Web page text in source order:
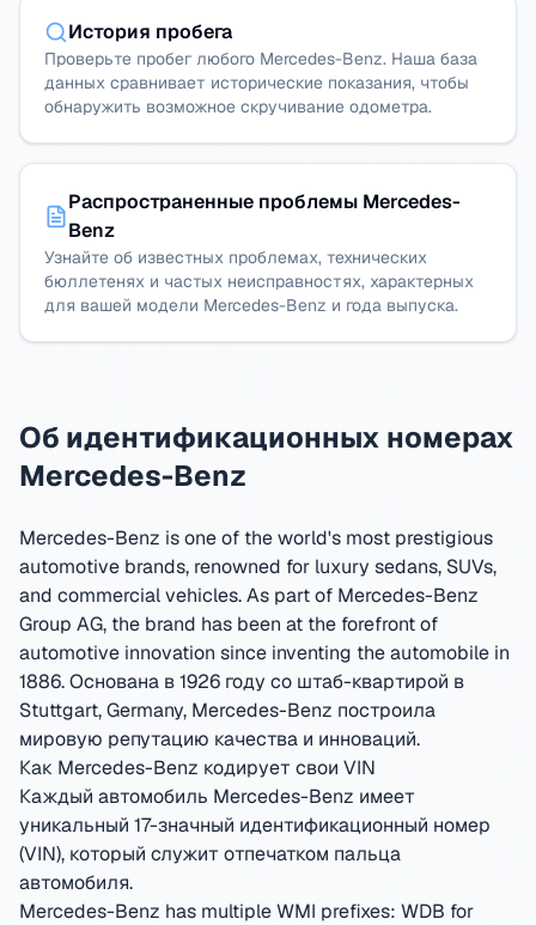
История пробега
Проверьте пробег любого Mercedes-Benz. Наша база
данных сравнивает исторические показания, чтобы
обнаружить возможное скручивание одометра.
Распространенные проблемы Mercedes-
Benz
Узнайте об известных проблемах, технических
бюллетенях и частых неисправностях, характерных
для вашей модели Mercedes-Benz и года выпуска.
Об идентификационных номерах
Mercedes-Benz
Mercedes-Benz is one of the world's most prestigious
automotive brands, renowned for luxury sedans, SUVs,
and commercial vehicles. As part of Mercedes-Benz
Group AG, the brand has been at the forefront of
automotive innovation since inventing the automobile in
1886.Основана в 1926 году со штаб-квартирой в
Stuttgart, Germany, Mercedes-Benz построила
мировую репутацию качества и инноваций.
Как Mercedes-Benz кодирует свои VIN
Каждый автомобиль Mercedes-Benz имеет
уникальный 17-значный идентификационный номер
(VIN), который служит отпечатком пальца
автомобиля.
Mercedes-Benz has multiple WMI prefixes: WDB for